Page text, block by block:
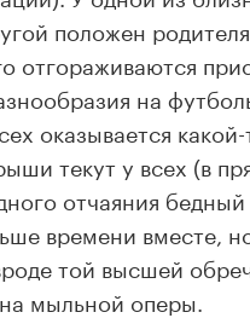
положен
отгораживаются
на
оказывается
текут у всех (в
отчаяния
времени вместе,
той высшей
мыльной оперы.